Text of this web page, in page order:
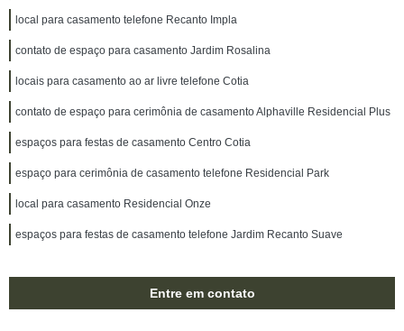
local para casamento telefone Recanto Impla
contato de espaço para casamento Jardim Rosalina
locais para casamento ao ar livre telefone Cotia
contato de espaço para cerimônia de casamento Alphaville Residencial Plus
espaços para festas de casamento Centro Cotia
espaço para cerimônia de casamento telefone Residencial Park
local para casamento Residencial Onze
espaços para festas de casamento telefone Jardim Recanto Suave
Entre em contato